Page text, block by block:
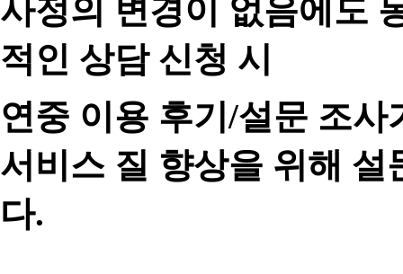
사정의 변경이 없음에도
적인 상담 신청 시
연중 이용 후기/설문 조
서비스 질 향상을 위해
다.